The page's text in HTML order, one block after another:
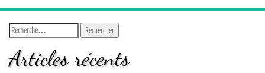
Articles récents